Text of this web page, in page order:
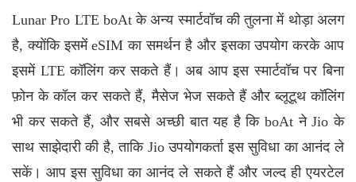
Lunar Pro LTE boAt के अन्य स्मार्टवॉच की तुलना में थोड़ा अलग
है, क्योंकि इसमें eSIM का समर्थन है और इसका उपयोग करके आप
इसमें LTE कॉलिंग कर सकते हैं। अब आप इस स्मार्टवॉच पर बिना
फ़ोन के कॉल कर सकते हैं, मैसेज भेज सकते हैं और ब्लूटूथ कॉलिंग
भी कर सकते हैं, और सबसे अच्छी बात यह है कि boAt ने Jio के
साथ साझेदारी की है, ताकि Jio उपयोगकर्ता इस सुविधा का आनंद ले
सकें। आप इस सुविधा का आनंद ले सकते हैं और जल्द ही एयरटेल